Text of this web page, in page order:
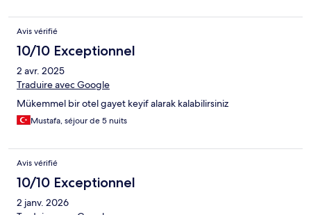
Avis vérifié
10/10 Exceptionnel
2 avr. 2025
Traduire avec Google
Mükemmel bir otel gayet keyif alarak kalabilirsiniz
Mustafa, séjour de 5 nuits
Avis vérifié
10/10 Exceptionnel
2 janv. 2026